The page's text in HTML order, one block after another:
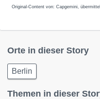
Original-Content von: Capgemini,
Orte in dieser Story
Berlin
Themen in dieser